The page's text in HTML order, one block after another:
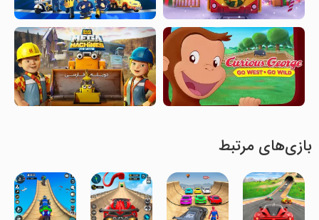
بازی‌های مرتبط